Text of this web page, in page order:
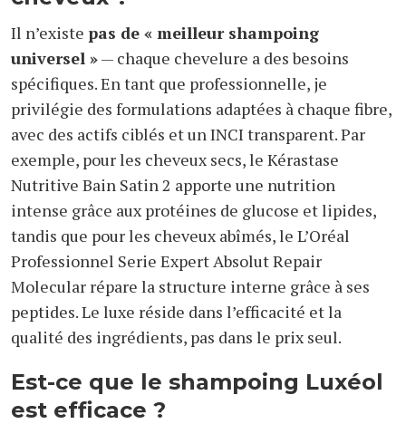
Il n’existe pas de « meilleur shampoing
universel »— chaque chevelure a des besoins
spécifiques. En tant que professionnelle, je
privilégie des formulations adaptées à chaque fibre,
avec des actifs ciblés et un INCI transparent. Par
exemple, pour les cheveux secs, le Kérastase
Nutritive Bain Satin 2 apporte une nutrition
intense grâce aux protéines de glucose et lipides,
tandis que pour les cheveux abîmés, le L’Oréal
Professionnel Serie Expert Absolut Repair
Molecular répare la structure interne grâce à ses
peptides. Le luxe réside dans l’efficacité et la
qualité des ingrédients, pas dans le prix seul.
Est-ce que le shampoing Luxéol
est efficace ?